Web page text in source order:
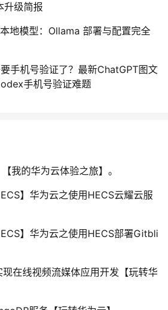
升级简报
地模型：Ollama 部署与配置完全
手机号验证了？最新ChatGPT图文
手机号验证难题
我的华为云体验之旅】。
】华为云之使用HECS云耀云服
】华为云之使用HECS部署Gitbli
在线视频流媒体应用开发【玩转华